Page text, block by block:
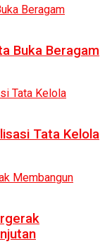
Buka Beragam
Tata Kelola